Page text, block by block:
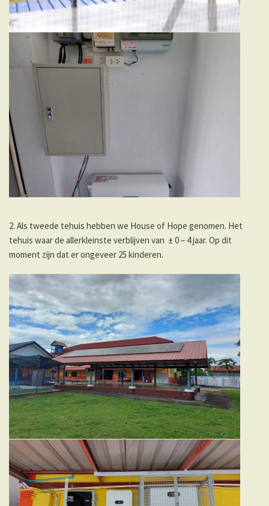
2. Als tweede tehuis hebben we House of Hope genomen. Het
tehuis waar de allerkleinste verblijven van ± 0 – 4 jaar. Op dit
moment zijn dat er ongeveer 25 kinderen.